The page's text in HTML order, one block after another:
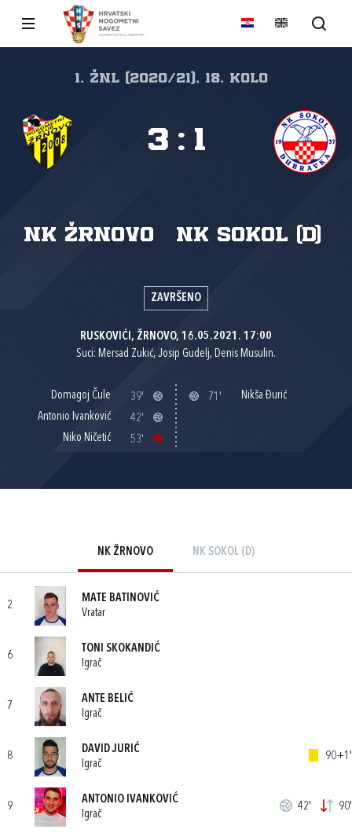
1. ŽNL (2020/21), 18. kolo
NK Žrnovo NK Sokol (D)
3 : 1
ZAVRŠENO
RUSKOVIĆI, ŽRNOVO, 16.05.2021. 17:00
Suci: Mersad Zukić, Josip Gudelj, Denis Musulin.
Domagoj Čule
39'
Antonio Ivanković
42'
Niko Ničetić
53'
71' Nikša Đurić
NK ŽRNOVO NK SOKOL (D)
2
MATE BATINOVIĆ
Vratar
6
TONI SKOKANDIĆ
Igrač
7
ANTE BELIĆ
Igrač
8
DAVID JURIĆ
Igrač
90+1'
9
ANTONIO IVANKOVIĆ
Igrač
42' 90'